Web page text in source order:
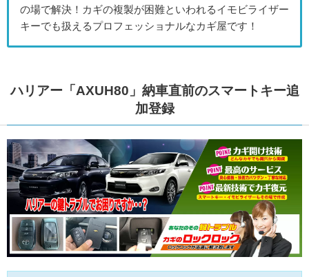
の場で解決！カギの複製が困難といわれるイモビライザー
キーでも扱えるプロフェッショナルなカギ屋です！
ハリアー「AXUH80」納車直前のスマートキー追
加登録